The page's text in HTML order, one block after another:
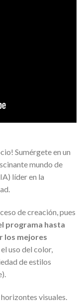
Sumérgete en un
mundo de
líder en la
de creación, pues
programa hasta
los mejores
uso del color,
de estilos
visuales.